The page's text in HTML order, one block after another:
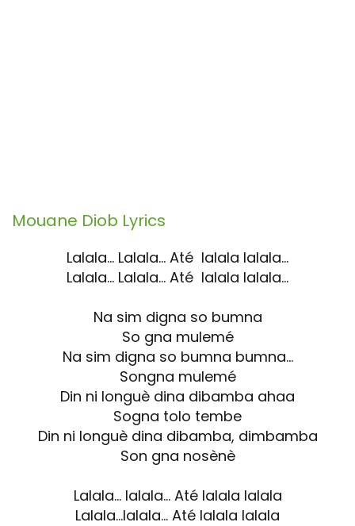
Mouane Diob Lyrics
Lalala… Lalala… Até lalala lalala…
Lalala… Lalala… Até lalala lalala…
Na sim digna so bumna
So gna mulemé
Na sim digna so bumna bumna…
Songna mulemé
Din ni longuè dina dibamba ahaa
Sogna tolo tembe
Din ni longuè dina dibamba, dimbamba
Son gna nosènè
Lalala… lalala… Até lalala lalala
Lalala…lalala… Até lalala lalala